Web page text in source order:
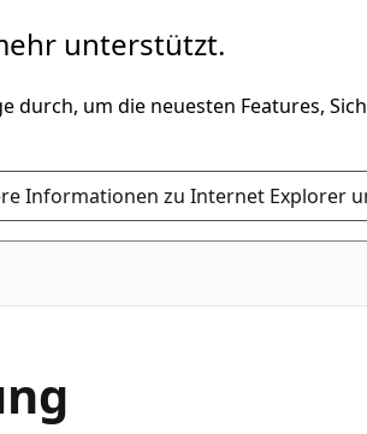
unterstützt.
durch, um die neuesten Features,
Informationen zu Internet Explorer